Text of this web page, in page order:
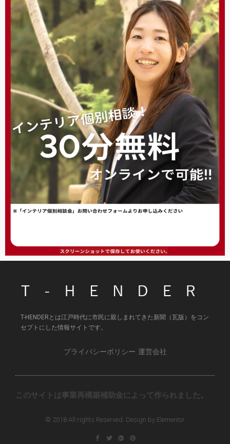
T-HENDERとは江戸時代に市民に親しまれてきた新聞（瓦版）をコン
セプトにした情報サイトです。
プライバシーポリシー 運営会社
このサイトは事業再構築補助金によって作られました。
© 2018 All rights Reserved. Design by Elementor